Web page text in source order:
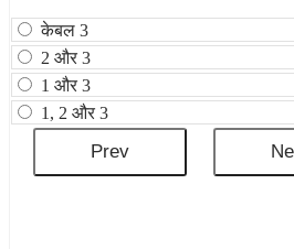
केबल 3
2 और 3
1 और 3
1, 2 और 3